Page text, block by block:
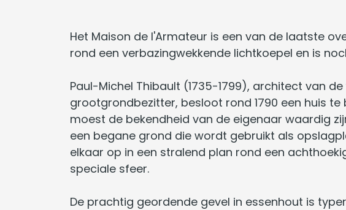
Het Maison de l'Armateur is een van de laatste
rond een verbazingwekkende lichtkoepel en is
Paul-Michel Thibault (1735-1799), architect van
grootgrondbezitter, besloot rond 1790 een huis
moest de bekendheid van de eigenaar waardig
een begane grond die wordt gebruikt als
elkaar op in een stralend plan rond een
speciale sfeer.
De prachtig geordende gevel in essenhout is